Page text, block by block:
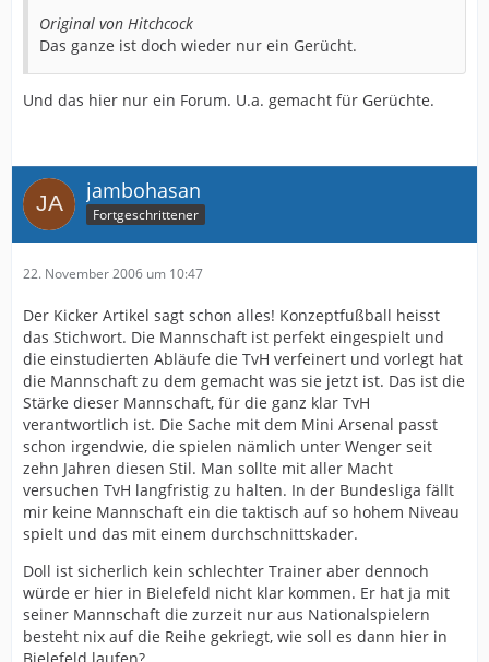
Original von Hitchcock
Das ganze ist doch wieder nur ein Gerücht.
Und das hier nur ein Forum. U.a. gemacht für Gerüchte.
jambohasan
Fortgeschrittener
22. November 2006 um 10:47
Der Kicker Artikel sagt schon alles! Konzeptfußball heisst
das Stichwort. Die Mannschaft ist perfekt eingespielt und
die einstudierten Abläufe die TvH verfeinert und vorlegt hat
die Mannschaft zu dem gemacht was sie jetzt ist. Das ist die
Stärke dieser Mannschaft, für die ganz klar TvH
verantwortlich ist. Die Sache mit dem Mini Arsenal passt
schon irgendwie, die spielen nämlich unter Wenger seit
zehn Jahren diesen Stil. Man sollte mit aller Macht
versuchen TvH langfristig zu halten. In der Bundesliga fällt
mir keine Mannschaft ein die taktisch auf so hohem Niveau
spielt und das mit einem durchschnittskader.
Doll ist sicherlich kein schlechter Trainer aber dennoch
würde er hier in Bielefeld nicht klar kommen. Er hat ja mit
seiner Mannschaft die zurzeit nur aus Nationalspielern
besteht nix auf die Reihe gekriegt, wie soll es dann hier in
Bielefeld laufen?